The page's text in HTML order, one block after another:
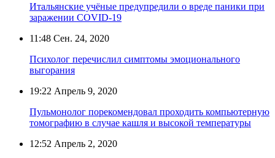
Итальянские учёные предупредили о вреде паники при
заражении COVID-19
11:48 Сен. 24, 2020
Психолог перечислил симптомы эмоционального
выгорания
19:22 Апрель 9, 2020
Пульмонолог порекомендовал проходить компьютерную
томографию в случае кашля и высокой температуры
12:52 Апрель 2, 2020